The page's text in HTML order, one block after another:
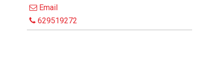
Email
629519272